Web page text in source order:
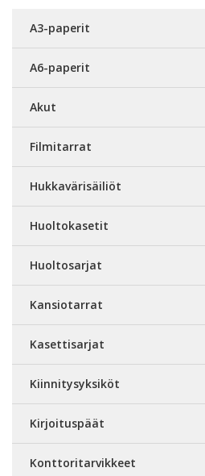
A3-paperit
A6-paperit
Akut
Filmitarrat
Hukkavärisäiliöt
Huoltokasetit
Huoltosarjat
Kansiotarrat
Kasettisarjat
Kiinnitysyksiköt
Kirjoituspäät
Konttoritarvikkeet